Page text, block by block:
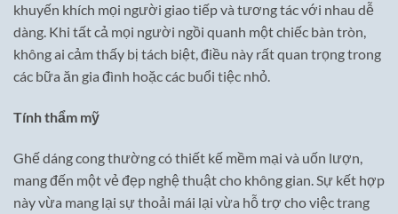
khuyến khích mọi người giao tiếp và tương tác với nhau dễ
dàng. Khi tất cả mọi người ngồi quanh một chiếc bàn tròn,
không ai cảm thấy bị tách biệt, điều này rất quan trọng trong
các bữa ăn gia đình hoặc các buổi tiệc nhỏ.
Tính thẩm mỹ
Ghế dáng cong thường có thiết kế mềm mại và uốn lượn,
mang đến một vẻ đẹp nghệ thuật cho không gian. Sự kết hợp
này vừa mang lại sự thoải mái lại vừa hỗ trợ cho việc trang